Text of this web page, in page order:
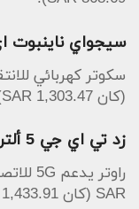
سيجواي ناينبوت اي 2
(كان 1,303.47 SAR).
زد تي اي جي 5 ألترا سي بي اي راوتر الجيل الخامس
SAR (كان 1,433.91 SAR).